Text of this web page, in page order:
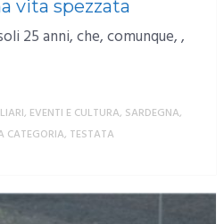
vita spezzata
25 anni, che, comunque, ,
, EVENTI E CULTURA, SARDEGNA,
CATEGORIA, TESTATA